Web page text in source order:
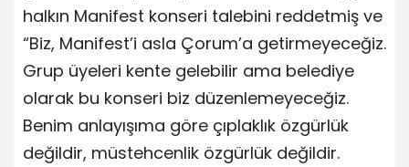
halkın Manifest konseri talebini reddetmiş ve
“Biz, Manifest’i asla Çorum’a getirmeyeceğiz.
Grup üyeleri kente gelebilir ama belediye
olarak bu konseri biz düzenlemeyeceğiz.
Benim anlayışıma göre çıplaklık özgürlük
değildir, müstehcenlik özgürlük değildir.